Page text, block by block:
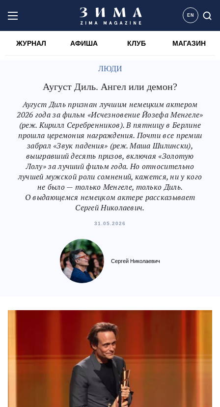
EN
ЖУРНАЛ АФИША КЛУБ МАГАЗИН
ЛЮДИ
Аугуст Диль. Ангел или демон?
Аугуст Диль признан лучшим немецким актером
2026 года за фильм «Исчезновение Йозефа Менгеле»
(реж. Кирилл Серебренников). В пятницу в Берлине
прошла церемония награждения. Почти все премии
забрал «Звук падения» (реж. Маша Шилински),
выигравший десять призов, включая «Золотую
Лолу» за лучший фильм года. Но относительно
лучшей мужской роли сомнений, кажется, ни у кого
не было — только Менгеле, только Диль.
О выдающемся немецком актере рассказывает
Сергей Николаевич.
31.05.2026
Сергей Николаевич